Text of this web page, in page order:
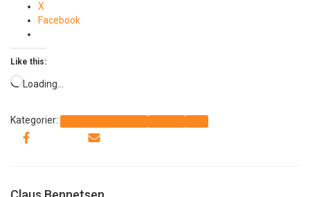
X
Facebook
Like this:
Loading…
Kategorier: